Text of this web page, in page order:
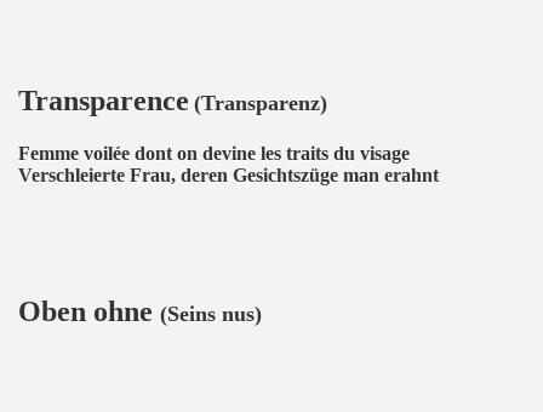
Transparence (Transparenz)
Femme voilée dont on devine les traits du visage
Verschleierte Frau, deren Gesichtszüge man erahnt
Oben ohne (Seins nus)